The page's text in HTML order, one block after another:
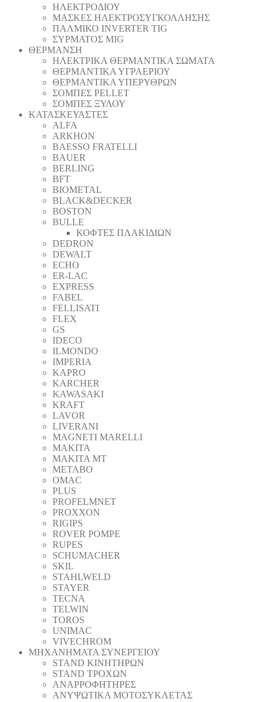
ΗΛΕΚΤΡΟΔΙΟΥ
ΜΑΣΚΕΣ ΗΛΕΚΤΡΟΣΥΓΚΟΛΛΗΣΗΣ
ΠΑΛΜΙΚΟ INVERTER TIG
ΣΥΡΜΑΤΟΣ MIG
ΘΕΡΜΑΝΣΗ
ΗΛΕΚΤΡΙΚΑ ΘΕΡΜΑΝΤΙΚΑ ΣΩΜΑΤΑ
ΘΕΡΜΑΝΤΙΚΑ ΥΓΡΑΕΡΙΟΥ
ΘΕΡΜΑΝΤΙΚΑ ΥΠΕΡΥΘΡΩΝ
ΣΟΜΠΕΣ PELLET
ΣΟΜΠΕΣ ΞΥΛΟΥ
ΚΑΤΑΣΚΕΥΑΣΤΕΣ
ALFA
ARKHON
BAESSO FRATELLI
BAUER
BERLING
BFT
BIOMETAL
BLACK&DECKER
BOSTON
BULLE
ΚΟΦΤΕΣ ΠΛΑΚΙΔΙΩΝ
DEDRON
DEWALT
ECHO
ER-LAC
EXPRESS
FABEL
FELLISATI
FLEX
GS
IDECO
ILMONDO
IMPERIA
KAPRO
KARCHER
KAWASAKI
KRAFT
LAVOR
LIVERANI
MAGNETI MARELLI
MAKITA
MAKITA MT
METABO
OMAC
PLUS
PROFELMNET
PROXXON
RIGIPS
ROVER POMPE
RUPES
SCHUMACHER
SKIL
STAHLWELD
STAYER
TECNA
TELWIN
TOROS
UNIMAC
VIVECHROM
ΜΗΧΑΝΗΜΑΤΑ ΣΥΝΕΡΓΕΙΟΥ
STAND ΚΙΝΗΤΗΡΩΝ
STAND ΤΡΟΧΩΝ
ΑΝΑΡΡΟΦΗΤΗΡΕΣ
ΑΝΥΨΩΤΙΚΑ ΜΟΤΟΣΥΚΛΕΤΑΣ